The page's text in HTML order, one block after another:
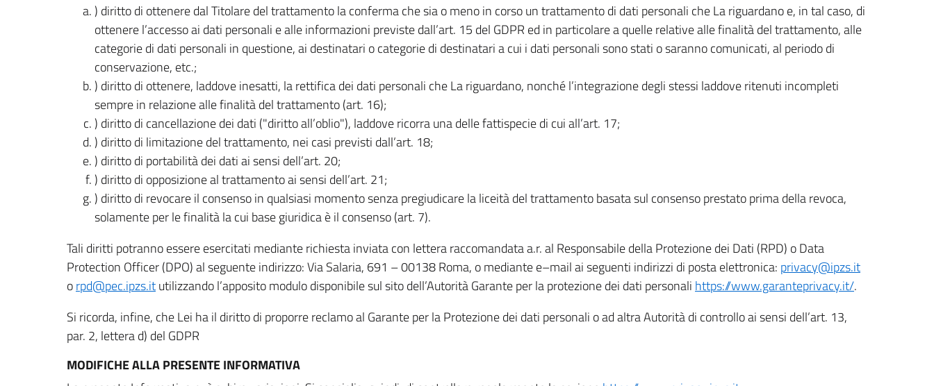
) diritto di ottenere dal Titolare del trattamento la conferma che sia o meno in corso un trattamento di dati personali che La riguardano e, in tal caso, di
ottenere l’accesso ai dati personali e alle informazioni previste dall’art. 15 del GDPR ed in particolare a quelle relative alle finalità del trattamento, alle
categorie di dati personali in questione, ai destinatari o categorie di destinatari a cui i dati personali sono stati o saranno comunicati, al periodo di
conservazione, etc.;
) diritto di ottenere, laddove inesatti, la rettifica dei dati personali che La riguardano, nonché l’integrazione degli stessi laddove ritenuti incompleti
sempre in relazione alle finalità del trattamento (art. 16);
) diritto di cancellazione dei dati ("diritto all’oblio"), laddove ricorra una delle fattispecie di cui all’art. 17;
) diritto di limitazione del trattamento, nei casi previsti dall’art. 18;
) diritto di portabilità dei dati ai sensi dell’art. 20;
) diritto di opposizione al trattamento ai sensi dell’art. 21;
) diritto di revocare il consenso in qualsiasi momento senza pregiudicare la liceità del trattamento basata sul consenso prestato prima della revoca,
solamente per le finalità la cui base giuridica è il consenso (art. 7).
Tali diritti potranno essere esercitati mediante richiesta inviata con lettera raccomandata a.r. al Responsabile della Protezione dei Dati (RPD) o Data
Protection Officer (DPO) al seguente indirizzo: Via Salaria, 691 – 00138 Roma, o mediante e–mail ai seguenti indirizzi di posta elettronica: privacy@ipzs.it
orpd@pec.ipzs.itutilizzando l’apposito modulo disponibile sul sito dell’Autorità Garante per la protezione dei dati personali https://www.garanteprivacy.it/.
Si ricorda, infine, che Lei ha il diritto di proporre reclamo al Garante per la Protezione dei dati personali o ad altra Autorità di controllo ai sensi dell’art. 13,
par. 2, lettera d) del GDPR
MODIFICHE ALLA PRESENTE INFORMATIVA